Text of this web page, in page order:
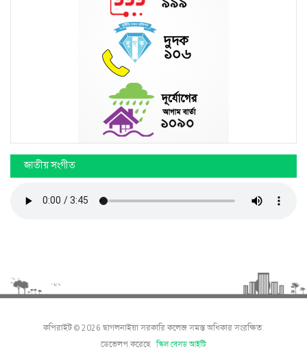
জাতীয় সংগীত
কপিরাইট © 2026 ছাগলনাইয়া সরকারি কলেজ সমস্ত অধিকার সংরক্ষিত.
ডেভেলপ করেছে স্কিল বেসড আইটি